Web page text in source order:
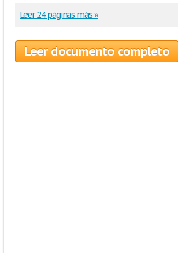
Leer 24 páginas más »
Leer documento completo